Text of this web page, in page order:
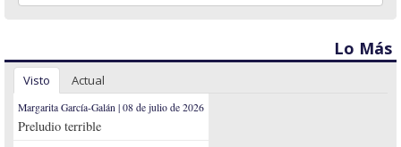
Lo Más
Visto Actual
Margarita García-Galán | 08 de julio de 2026
Preludio terrible